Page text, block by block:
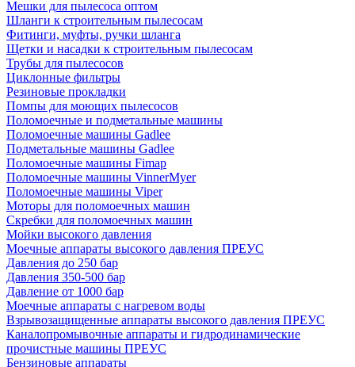
Мешки для пылесоса оптом
Шланги к строительным пылесосам
Фитинги, муфты, ручки шланга
Щетки и насадки к строительным пылесосам
Трубы для пылесосов
Циклонные фильтры
Резиновые прокладки
Помпы для моющих пылесосов
Поломоечные и подметальные машины
Поломоечные машины Gadlee
Подметальные машины Gadlee
Поломоечные машины Fimap
Поломоечные машины VinnerMyer
Поломоечные машины Viper
Моторы для поломоечных машин
Скребки для поломоечных машин
Мойки высокого давления
Моечные аппараты высокого давления ПРЕУС
Давления до 250 бар
Давления 350-500 бар
Давление от 1000 бар
Моечные аппараты с нагревом воды
Взрывозащищенные аппараты высокого давления ПРЕУС
Каналопромывочные аппараты и гидродинамические
прочистные машины ПРЕУС
Бензиновые аппараты